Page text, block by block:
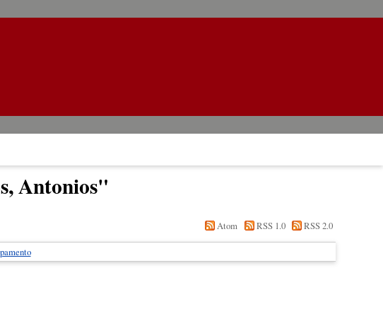
Antonios"
Atom RSS 1.0 RSS 2.0